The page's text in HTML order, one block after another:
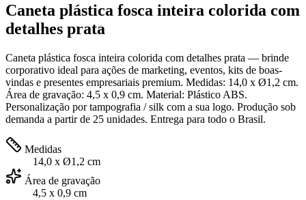
Caneta plástica fosca inteira colorida com
detalhes prata
Caneta plástica fosca inteira colorida com detalhes prata — brinde
corporativo ideal para ações de marketing, eventos, kits de boas-
vindas e presentes empresariais premium. Medidas: 14,0 x Ø1,2 cm.
Área de gravação: 4,5 x 0,9 cm. Material: Plástico ABS.
Personalização por tampografia / silk com a sua logo. Produção sob
demanda a partir de 25 unidades. Entrega para todo o Brasil.
Medidas
14,0 x Ø1,2 cm
Área de gravação
4,5 x 0,9 cm